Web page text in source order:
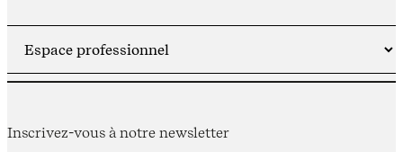
Inscrivez-vous à notre newsletter